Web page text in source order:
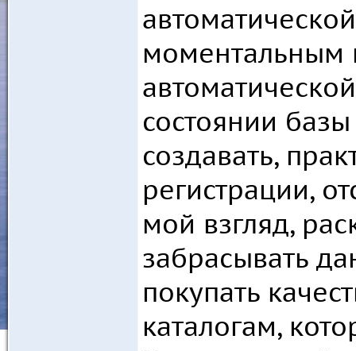
моментальным
состоянии
создавать,
регистрации,
мой взгляд,
забрасывать
покупать
каталогам,